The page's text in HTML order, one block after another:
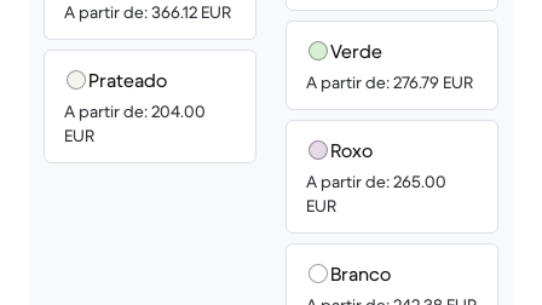
A partir de: 366.12 EUR
Prateado
A partir de: 204.00
EUR
Verde
A partir de: 276.79 EUR
Roxo
A partir de: 265.00
EUR
Branco